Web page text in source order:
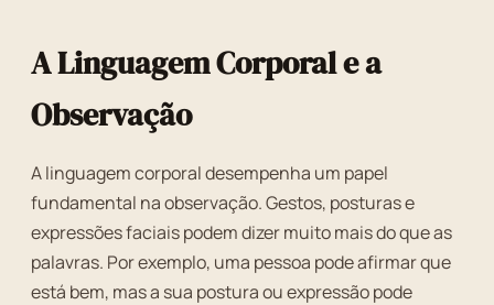
A Linguagem Corporal e a
Observação
A linguagem corporal desempenha um papel
fundamental na observação. Gestos, posturas e
expressões faciais podem dizer muito mais do que as
palavras. Por exemplo, uma pessoa pode afirmar que
está bem, mas a sua postura ou expressão pode